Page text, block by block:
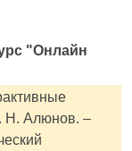
"Онлайн
Н. Алюнов. –